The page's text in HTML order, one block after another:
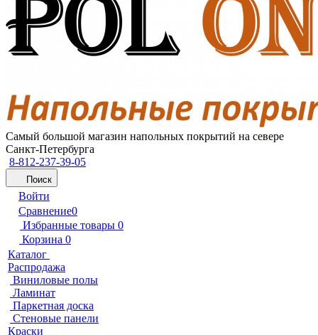
Самый большой магазин напольных покрытий на севере
Санкт-Петербурга
8-812-237-39-05
Поиск
Войти
Сравнение0
Избранные товары 0
Корзина 0
Каталог
Распродажа
Виниловые полы
Ламинат
Паркетная доска
Стеновые панели
Краски